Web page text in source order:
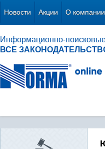
Новости Акции О компании
Информационно-
ВСЕ